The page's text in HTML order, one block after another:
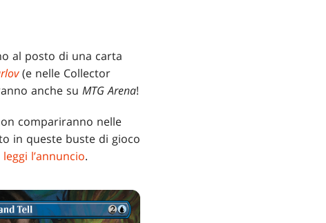
al posto di una carta
(e nelle Collector
anche su MTG Arena!
compariranno nelle
in queste buste di gioco
l’annuncio.